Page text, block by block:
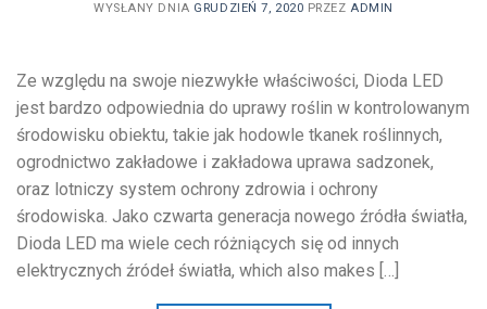
WYSŁANY DNIA GRUDZIEŃ 7, 2020 PRZEZADMIN
Ze względu na swoje niezwykłe właściwości, Dioda LED
jest bardzo odpowiednia do uprawy roślin w kontrolowanym
środowisku obiektu, takie jak hodowle tkanek roślinnych,
ogrodnictwo zakładowe i zakładowa uprawa sadzonek,
oraz lotniczy system ochrony zdrowia i ochrony
środowiska. Jako czwarta generacja nowego źródła światła,
Dioda LED ma wiele cech różniących się od innych
elektrycznych źródeł światła, which also makes […]